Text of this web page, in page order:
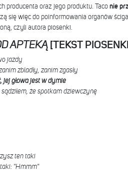
producenta oraz jego produktu. Taco nie
się więc do poinformowania organów
czyli autora piosenki.
APTEKĄ[TEKST PIOSENKI]
jazdy
zbladły, zanim zgasły
jej głowa jest w dymie
że spotkam dziewczynę
ten taki
"Hmmm"